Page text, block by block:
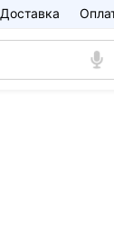
Доставка